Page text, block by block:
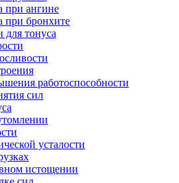
при ангине
при бронхите
для тонуса
работоспособности
сил
усталости
истощении